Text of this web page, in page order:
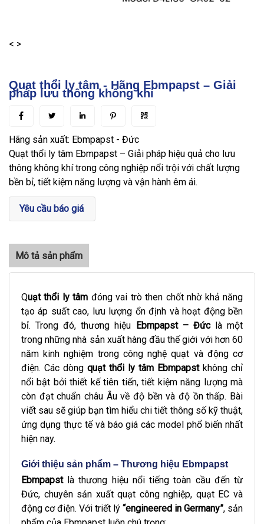
< >
Quạt thổi ly tâm - Hãng Ebmpapst – Giải
pháp lưu thông không khí
Hãng sản xuất: Ebmpapst - Đức
Quạt thổi ly tâm Ebmpapst – Giải pháp hiệu quả cho lưu
thông không khí trong công nghiệp nổi trội với chất lượng
bền bỉ, tiết kiệm năng lượng và vận hành êm ái.
Yêu cầu báo giá
Quạt thổi ly tâm đóng vai trò then chốt nhờ khả năng
tạo áp suất cao, lưu lượng ổn định và hoạt động bền
bỉ. Trong đó, thương hiệu Ebmpapst – Đứclà một
trong những nhà sản xuất hàng đầu thế giới với hơn 60
năm kinh nghiệm trong công nghệ quạt và động cơ
điện. Các dòng quạt thổi ly tâm Ebmpapstkhông chỉ
nổi bật bởi thiết kế tiên tiến, tiết kiệm năng lượng mà
còn đạt chuẩn châu Âu về độ bền và độ ồn thấp. Bài
viết sau sẽ giúp bạn tìm hiểu chi tiết thông số kỹ thuật,
ứng dụng thực tế và báo giá các model phổ biến nhất
hiện nay.
Giới thiệu sản phẩm – Thương hiệu Ebmpapst
Ebmpapstlà thương hiệu nổi tiếng toàn cầu đến từ
Đức, chuyên sản xuất quạt công nghiệp, quạt EC và
động cơ điện. Với triết lý “engineered in Germany”, sản